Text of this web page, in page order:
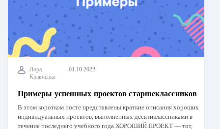
Лора
Кравченко
01.10.2022
Примеры успешных проектов старшеклассников
В этом коротком посте представлены краткие описания хороших
индивидуальных проектов, выполненных десятиклассниками в
течение последнего учебного года ХОРОШИЙ ПРОЕКТ —​ тот,